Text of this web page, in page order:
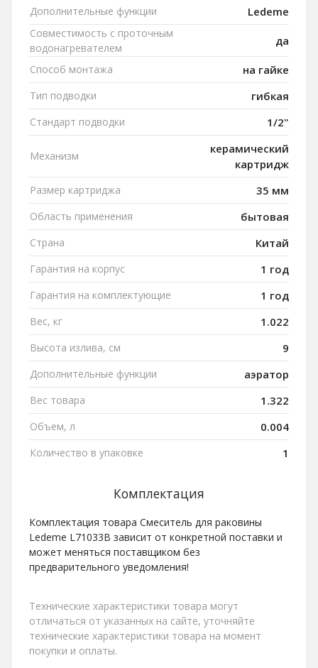
Дополнительные функции Ledeme
Совместимость с проточным
водонагревателем
да
Способ монтажа на гайке
Тип подводки гибкая
Стандарт подводки 1/2"
Механизм
керамический
картридж
Размер картриджа 35 мм
Область применения бытовая
Страна Китай
Гарантия на корпус 1 год
Гарантия на комплектующие 1 год
Вес, кг 1.022
Высота излива, см 9
Дополнительные функции аэратор
Вес товара 1.322
Объем, л 0.004
Количество в упаковке 1
Комплектация
Комплектация товара Смеситель для раковины
Ledeme L71033B зависит от конкретной поставки и
может меняться поставщиком без
предварительного уведомления!
Технические характеристики товара могут
отличаться от указанных на сайте, уточняйте
технические характеристики товара на момент
покупки и оплаты.